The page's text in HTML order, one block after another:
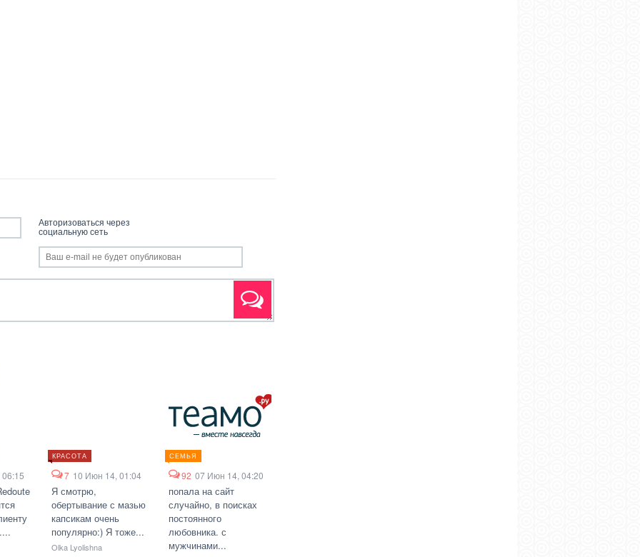
Авторизоваться через
социальную сеть
КРАСОТА
7 10 Июн 14, 01:04
Я смотрю,
обертывание с мазью
капсикам очень
популярно:) Я тоже...
Olka Lyolishna
СЕМЬЯ
92 07 Июн 14, 04:20
попала на сайт
случайно, в поисках
постоянного
любовника. с
мужчинами...